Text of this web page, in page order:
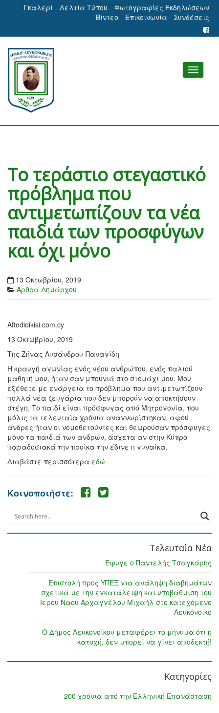
Γκαλερί Δελτία Τύπου
Φωτογραφίες Εκδηλώσεων
Βίντεο
Επικοινωνία Συνδέσεις
Το τεράστιο στεγαστικό
πρόβλημα που
αντιμετωπίζουν τα νέα
παιδιά των προσφύγων
και όχι μόνο
13 Οκτωβρίου, 2019
Άρθρα Δημάρχου
Aftodioikisi.com.cy
13 Οκτωβρίου, 2019
Της Ζήνας Λυσάνδρου-Παναγίδη
Η κραυγή αγωνίας ενός νέου ανθρώπου, ενός παλιού
μαθητή μου, ήταν σαν μπουνιά στο στομάχι μου. Μου
εξέθετε με ενάργεια το πρόβλημα που αντιμετωπίζουν
πολλά νέα ζευγάρια που δεν μπορούν να αποκτήσουν
στέγη. Το παιδί είναι πρόσφυγας από Μητρογονία, που
μόλις τα τελευταία χρόνια αναγνωρίστηκαν, αφού
άνδρες ήταν οι νομοθετούντες και θεωρούσαν πρόσφυγες
μόνο τα παιδιά των ανδρών, άσχετα αν στην Κύπρο
παραδοσιακά την προίκα την έδινε η γυναίκα.
Διαβάστε περισσότερα εδώ
Κοινοποιήστε:
Τελευταία Νέα
Έφυγε ο Παντελής Τσαγκάρης
Επιστολή προς ΥΠΕΞ για ανάληψη διαβημάτων
σχετικά με την εγκατάλειψη και υποβάθμιση του
Ιερού Ναού Αρχαγγέλου Μιχαήλ στο κατεχόμενο
Λευκόνοικο
Ο Δήμος Λευκονοίκου μεταφέρει το μήνυμα ότι η
κατοχή, δεν μπορεί να γίνει αποδεκτή!
Κατηγορίες
200 χρόνια από την Ελληνική Επανάσταση